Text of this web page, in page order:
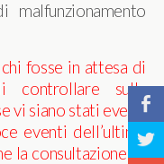
fosse in attesa di
controllare sulla
vi siano stati eventi
eventi dell’ultima
la consultazione va
b
a